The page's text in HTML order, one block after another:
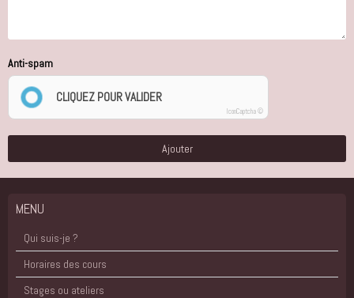
Anti-spam
CLIQUEZ POUR VALIDER
IconCaptcha ©
Ajouter
MENU
Qui suis-je ?
Horaires des cours
Stages ou ateliers